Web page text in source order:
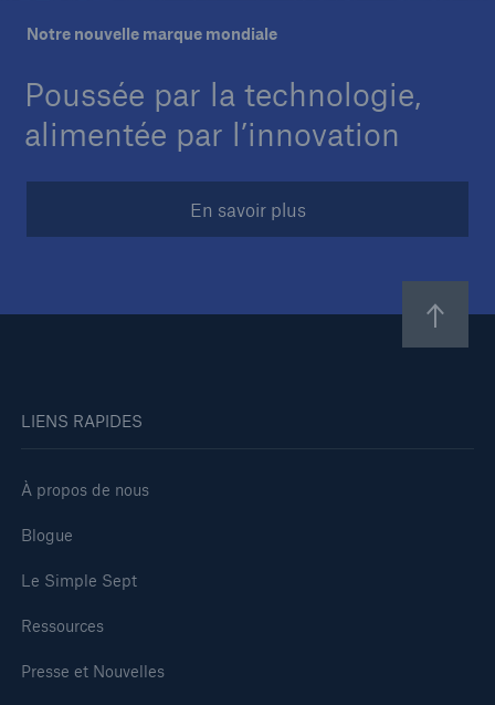
Notre nouvelle marque mondiale
Poussée par la technologie,
alimentée par l’innovation
En savoir plus
LIENS RAPIDES
À propos de nous
Blogue
Le Simple Sept
Ressources
Presse et Nouvelles
Carrières
Contactez-nous
Nouvelles